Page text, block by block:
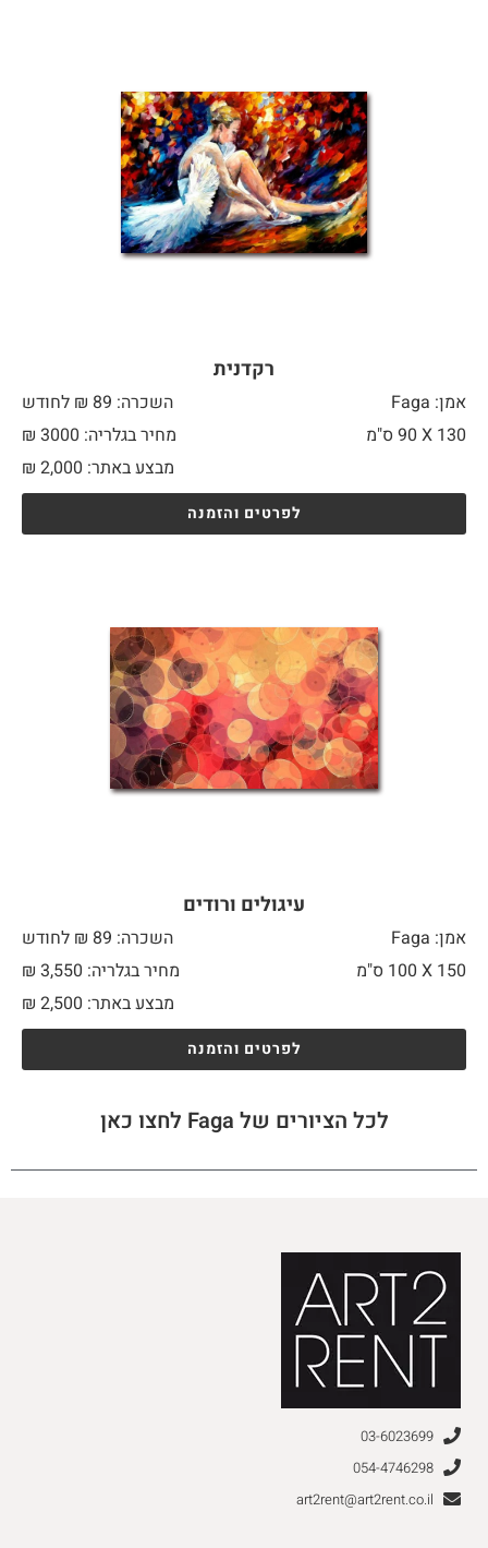
רקדנית
אמן: Faga
השכרה: 89 ₪ לחודש
130 X
מחיר בגלריה: 3000 ₪
מבצע באתר:
₪ 2,000
לפרטים והזמנה
עיגולים ורודים
אמן: Faga
השכרה: 89 ₪ לחודש
150 X
מחיר בגלריה: 3,550 ₪
מבצע באתר:
₪ 2,500
לפרטים והזמנה
לכל הציורים של Faga לחצו כאן
03-6023699
054-4746298
art2rent@art2rent.co.il